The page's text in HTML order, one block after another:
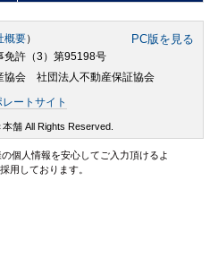
概要） PC版を見る
免許（3）第95198号
協会 社団法人不動産保証協会
レートサイト
舗 All Rights Reserved.
個人情報を安心してご入力頂けるよ
用しております。